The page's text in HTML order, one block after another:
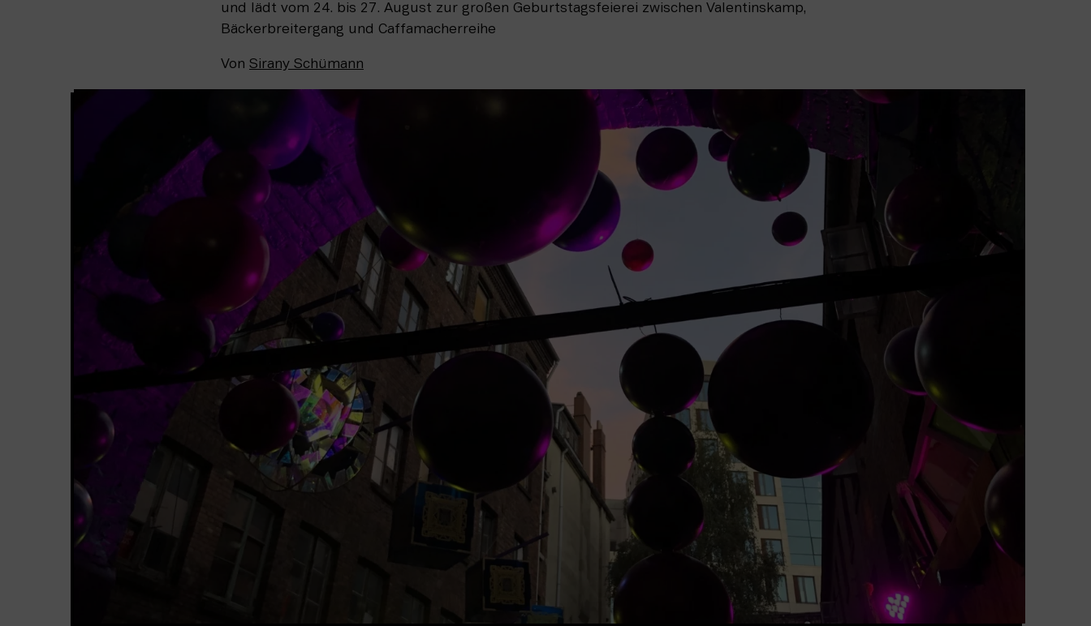
und lädt vom 24. bis 27. August zur großen Geburtstagsfeierei zwischen Valentinskamp,
Bäckerbreitergang und Caffamacherreihe
Von Sirany Schümann